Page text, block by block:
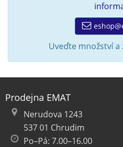
Uveďte množství
Prodejna EMAT
Nerudova 1243
537 01 Chrudim
Po–Pá: 7.00–16.00